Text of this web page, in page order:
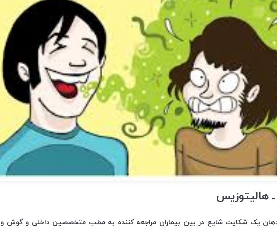
هالیتوزیس
دهان یک شکایت شایع در بین بیماران مراجعه کننده به مطب متخصصین داخلی و گوش